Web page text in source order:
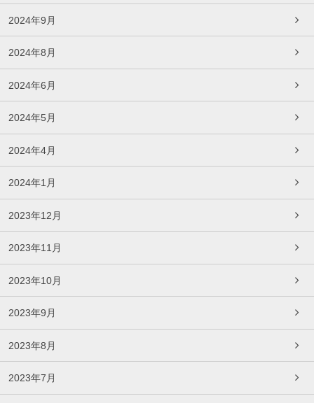
2024年9月
2024年8月
2024年6月
2024年5月
2024年4月
2024年1月
2023年12月
2023年11月
2023年10月
2023年9月
2023年8月
2023年7月